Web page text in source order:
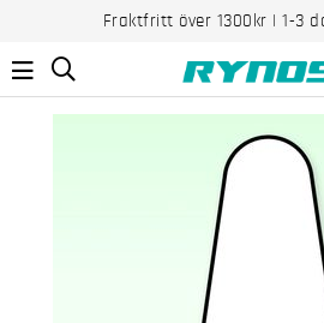
Fraktfritt över 1300kr | 1-3